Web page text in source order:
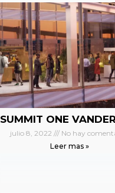
SUMMIT ONE
julio 8, 2022
No hay
Leer mas »